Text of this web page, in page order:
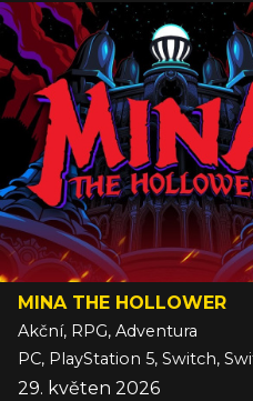
MINA THE HOLLOWER
Akční, RPG, Adventura
PC, PlayStation 5, Switch,
29. květen 2026